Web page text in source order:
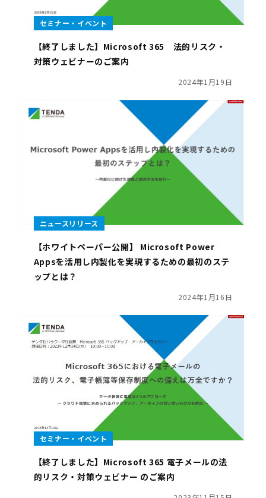
セミナー・イベント
【終了しました】Microsoft 365 法的リスク・
対策ウェビナーのご案内
2024年1月19日
ニュースリリース
【ホワイトペーパー公開】 Microsoft Power
Appsを活用し内製化を実現するための最初のステ
ップとは？
2024年1月16日
セミナー・イベント
【終了しました】Microsoft 365 電子メールの法
的リスク・対策ウェビナー のご案内